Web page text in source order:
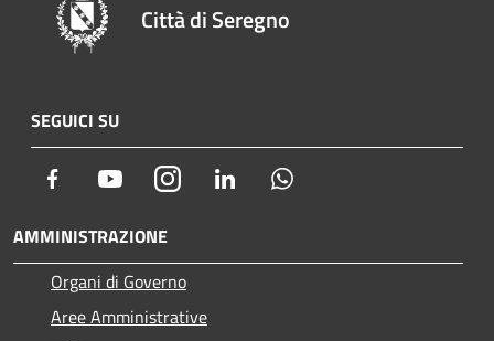
Città di Seregno
SEGUICI SU
Facebook YoutubeInstagram LinkedIn
AMMINISTRAZIONE
Organi di Governo
Aree Amministrative